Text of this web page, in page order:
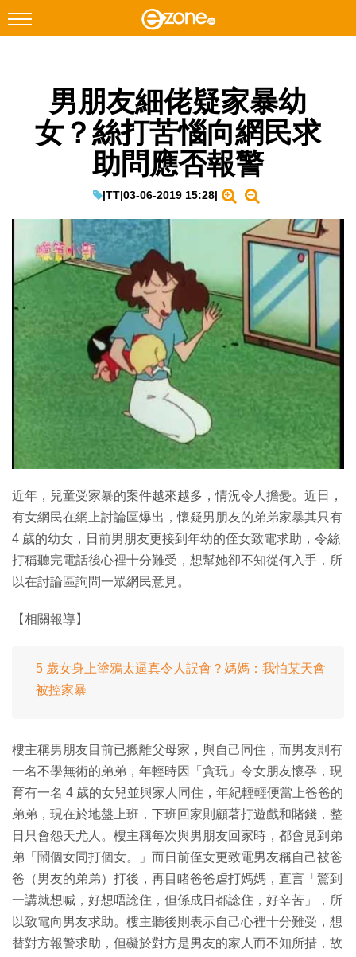
Facebook Instagram
科技焦點
教學評測
EduTech
IT Times
生成式AI與雲端應用
Enterprise Digital Transformation
特集
男朋友細佬疑家暴幼
女？絲打苦惱向網民求
助問應否報警
|TT|03-06-2019 15:28|
近年，兒童受家暴的案件越來越多，情況令人擔憂。近日，
有女網民在網上討論區爆出，懷疑男朋友的弟弟家暴其只有
4 歲的幼女，日前男朋友更接到年幼的侄女致電求助，令絲
打稱聽完電話後心裡十分難受，想幫她卻不知從何入手，所
以在討論區詢問一眾網民意見。
【相關報導】
5 歲女身上塗鴉太逼真令人誤會？媽媽：我怕某天會
被控家暴
樓主稱男朋友目前已搬離父母家，與自己同住，而男友則有
一名不學無術的弟弟，年輕時因「貪玩」令女朋友懷孕，現
育有一名 4 歲的女兒並與家人同住，年紀輕輕便當上爸爸的
弟弟，現在於地盤上班，下班回家則顧著打遊戲和賭錢，整
日只會怨天尤人。樓主稱每次與男朋友回家時，都會見到弟
弟「鬧個女同打個女。」而日前侄女更致電男友稱自己被爸
爸（男友的弟弟）打後，再目睹爸爸虐打媽媽，直言「驚到
一講就想喊，好想唔諗住，但係成日都諗住，好辛苦」，所
以致電向男友求助。樓主聽後則表示自己心裡十分難受，想
替對方報警求助，但礙於對方是男友的家人而不知所措，故